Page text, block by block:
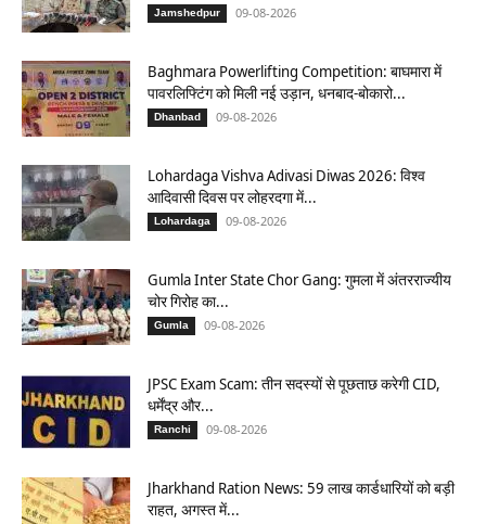
Jamshedpur 09-08-2026
Baghmara Powerlifting Competition: बाघमारा में
पावरलिफ्टिंग को मिली नई उड़ान, धनबाद-बोकारो...
Dhanbad 09-08-2026
Lohardaga Vishva Adivasi Diwas 2026: विश्व
आदिवासी दिवस पर लोहरदगा में...
Lohardaga 09-08-2026
Gumla Inter State Chor Gang: गुमला में अंतरराज्यीय
चोर गिरोह का...
Gumla 09-08-2026
JPSC Exam Scam: तीन सदस्यों से पूछताछ करेगी CID,
धर्मेंद्र और...
Ranchi 09-08-2026
Jharkhand Ration News: 59 लाख कार्डधारियों को बड़ी
राहत, अगस्त में...